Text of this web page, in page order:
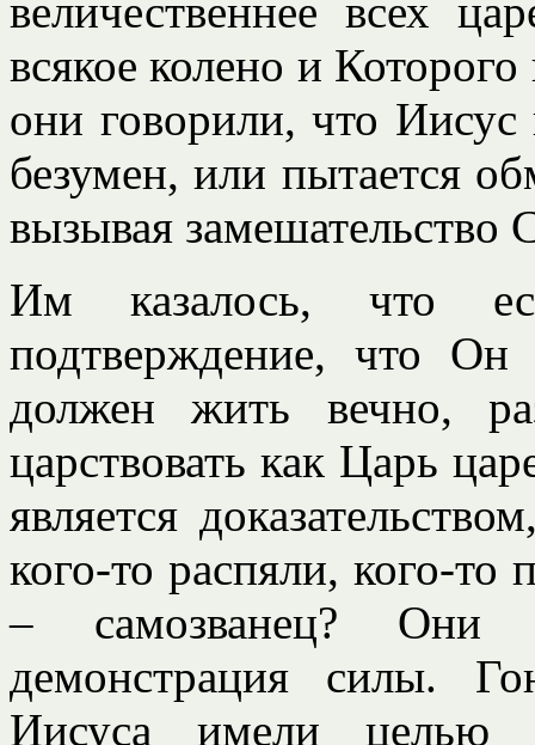
величественнее всех
всякое колено и
они говорили, что Иисус
безумен, или пытается
вызывая замешательство
Им казалось, что
подтверждение, что
должен жить вечно,
царствовать как Царь
является
кого-то распяли, кого-то
– самозванец? Они
демонстрация силы.
Иисуса имели целью